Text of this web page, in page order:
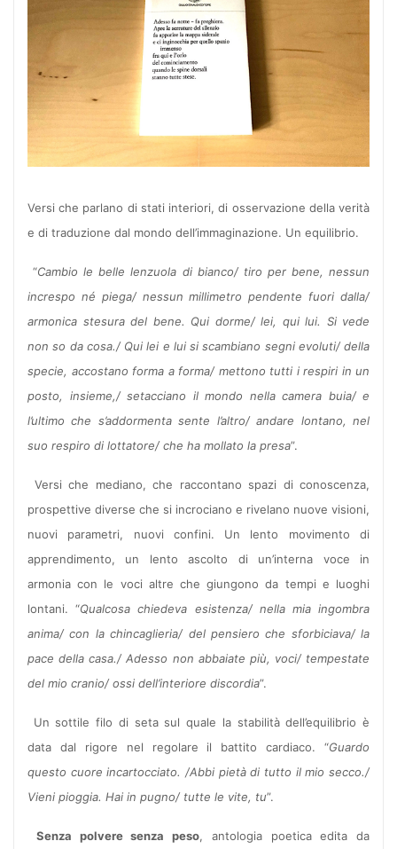
Versi che parlano di stati interiori, di osservazione della verità
e di traduzione dal mondo dell’immaginazione. Un equilibrio.
“Cambio le belle lenzuola di bianco/ tiro per bene, nessun
increspo né piega/ nessun millimetro pendente fuori dalla/
armonica stesura del bene. Qui dorme/ lei, qui lui. Si vede
non so da cosa./ Qui lei e lui si scambiano segni evoluti/ della
specie, accostano forma a forma/ mettono tutti i respiri in un
posto, insieme,/ setacciano il mondo nella camera buia/ e
l’ultimo che s’addormenta sente l’altro/ andare lontano, nel
suo respiro di lottatore/ che ha mollato la presa”.
Versi che mediano, che raccontano spazi di conoscenza,
prospettive diverse che si incrociano e rivelano nuove visioni,
nuovi parametri, nuovi confini. Un lento movimento di
apprendimento, un lento ascolto di un’interna voce in
armonia con le voci altre che giungono da tempi e luoghi
lontani. “Qualcosa chiedeva esistenza/ nella mia ingombra
anima/ con la chincaglieria/ del pensiero che sforbiciava/ la
pace della casa./ Adesso non abbaiate più, voci/ tempestate
del mio cranio/ ossi dell’interiore discordia”.
Un sottile filo di seta sul quale la stabilità dell’equilibrio è
data dal rigore nel regolare il battito cardiaco. “Guardo
questo cuore incartocciato. /Abbi pietà di tutto il mio secco./
Vieni pioggia. Hai in pugno/ tutte le vite, tu”.
Senza polvere senza peso, antologia poetica edita da